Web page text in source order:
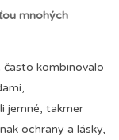
mnohých
často kombinovalo
jemné, takmer
ochrany a lásky,